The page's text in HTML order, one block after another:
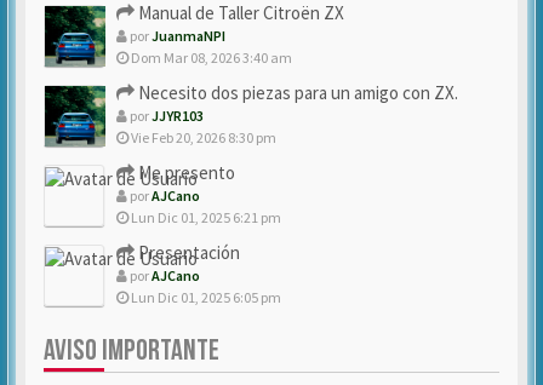
Manual de Taller Citroën ZX
porJuanmaNPI
Dom Mar 08, 2026 3:40 am
Necesito dos piezas para un amigo con ZX.
porJJYR103
Vie Feb 20, 2026 8:30 pm
Me presento
porAJCano
Lun Dic 01, 2025 6:21 pm
Presentación
porAJCano
Lun Dic 01, 2025 6:05 pm
AVISO IMPORTANTE